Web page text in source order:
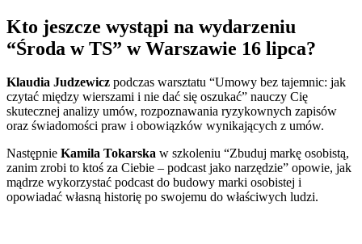
Kto jeszcze wystąpi na wydarzeniu
“Środa w TS” w Warszawie 16 lipca?
Klaudia Judzewicz podczas warsztatu “Umowy bez tajemnic: jak
czytać między wierszami i nie dać się oszukać” nauczy Cię
skutecznej analizy umów, rozpoznawania ryzykownych zapisów
oraz świadomości praw i obowiązków wynikających z umów.
Następnie Kamila Tokarska w szkoleniu “Zbuduj markę osobistą,
zanim zrobi to ktoś za Ciebie – podcast jako narzędzie” opowie, jak
mądrze wykorzystać podcast do budowy marki osobistej i
opowiadać własną historię po swojemu do właściwych ludzi.